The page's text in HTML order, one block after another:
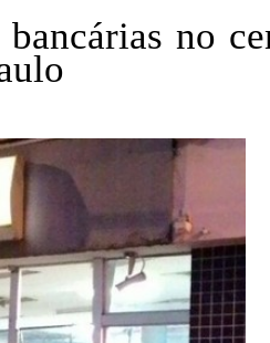
no